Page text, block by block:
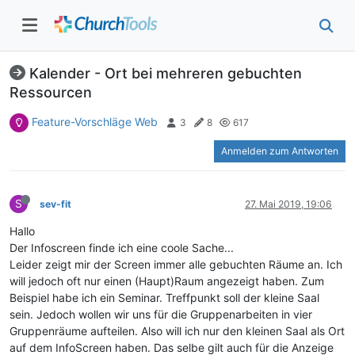
Kalender - Ort bei mehreren gebuchten
Ressourcen
Feature-Vorschläge Web 3 8 617
Anmelden zum Antworten
S sev-fit 27. Mai 2019, 19:06
Hallo
Der Infoscreen finde ich eine coole Sache...
Leider zeigt mir der Screen immer alle gebuchten Räume an. Ich
will jedoch oft nur einen (Haupt)Raum angezeigt haben. Zum
Beispiel habe ich ein Seminar. Treffpunkt soll der kleine Saal
sein. Jedoch wollen wir uns für die Gruppenarbeiten in vier
Gruppenräume aufteilen. Also will ich nur den kleinen Saal als Ort
auf dem InfoScreen haben. Das selbe gilt auch für die Anzeige